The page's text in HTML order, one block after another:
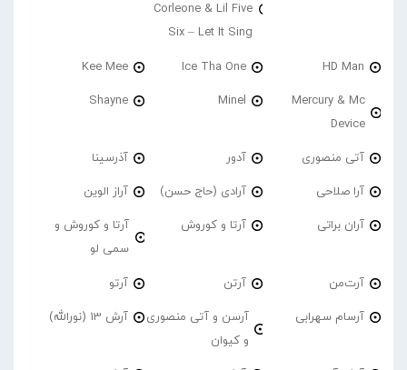
Corleone & Lil Five
Six – Let It Sing
HD Man
Ice Tha One
Kee Mee
Mercury & Mc
Device
Minel
Shayne
آتی منصوری آدور آذرسینا
آرا صلاحی آرادی (حاج حسن) آراز الوین
آران براتی آرتا و کوروش
آرتا و کوروش و
سمی لو
آرت‌من آرتن آرتو
آرسام سهرابی
آرسن و آتی منصوری
و کیوان
آرش 13 (نورالله)